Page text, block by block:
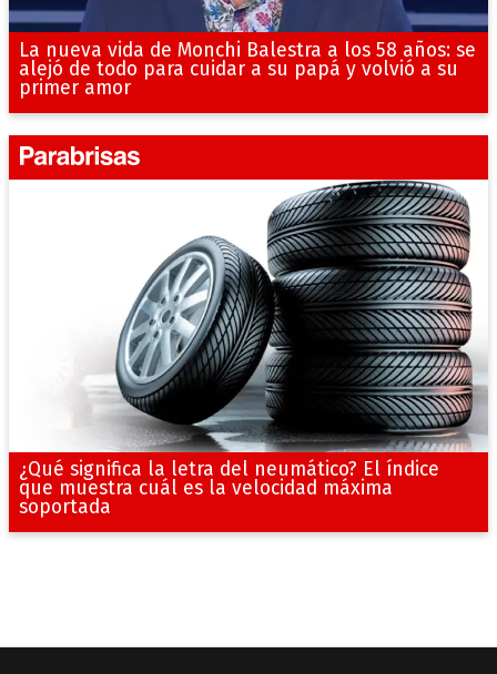
La nueva vida de Monchi Balestra a los 58 años: se
alejó de todo para cuidar a su papá y volvió a su
primer amor
¿Qué significa la letra del neumático? El índice
que muestra cuál es la velocidad máxima
soportada